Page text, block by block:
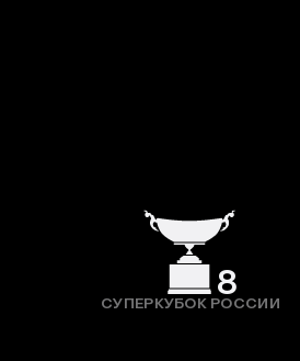
8
СУПЕРКУБОК РОССИИ